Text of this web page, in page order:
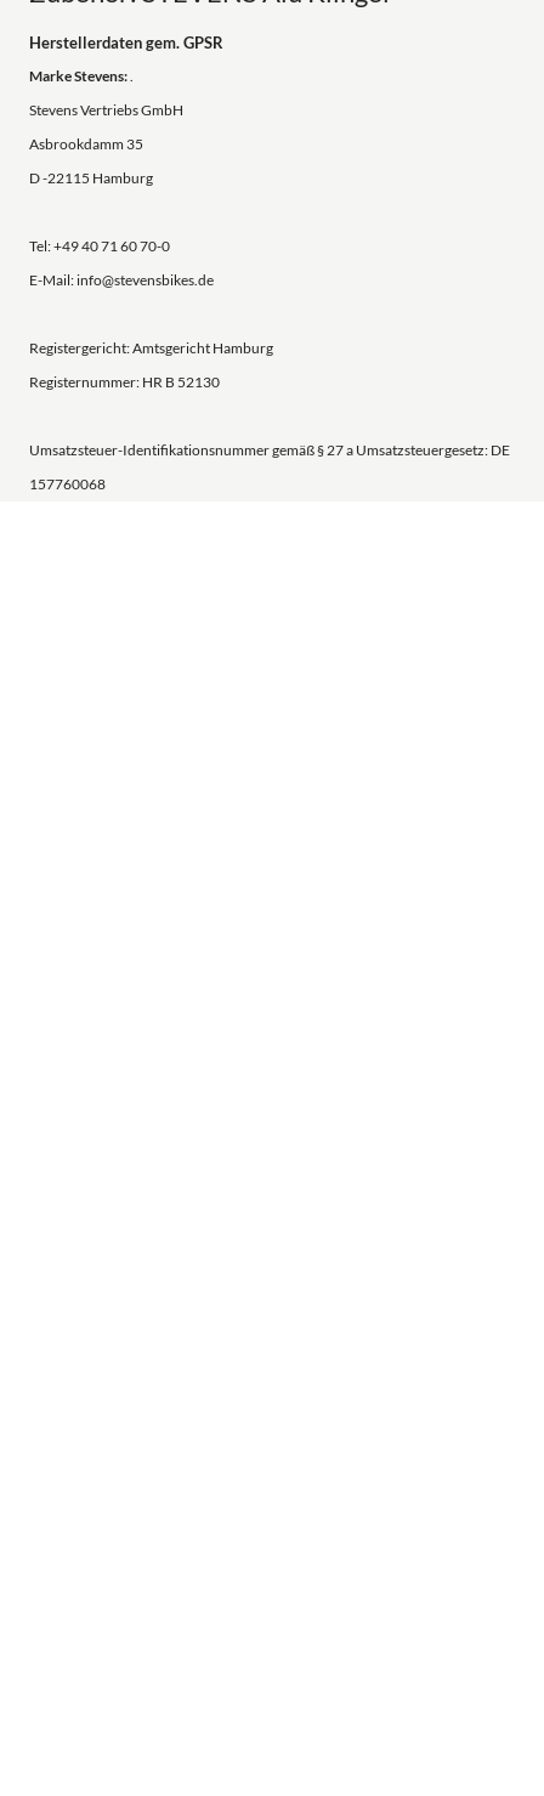
Herstellerdaten gem. GPSR
Marke Stevens:
Stevens Vertriebs GmbH
Asbrookdamm 35
D -22115 Hamburg
Tel: +49 40 71 60 70-0
E-Mail: info@stevensbikes.de
Registergericht: Amtsgericht Hamburg
Registernummer: HR B 52130
Umsatzsteuer-Identifikationsnummer gemäß § 27 a Umsatzsteuergesetz: DE
157760068